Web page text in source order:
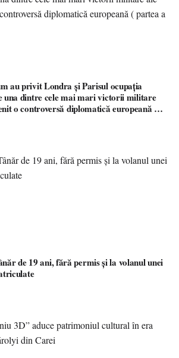
au privit Londra și Parisul ocupația
una dintre cele mai mari victorii militare
o controversă diplomatică europeană (
de 19 ani, fără permis și la volanul unei